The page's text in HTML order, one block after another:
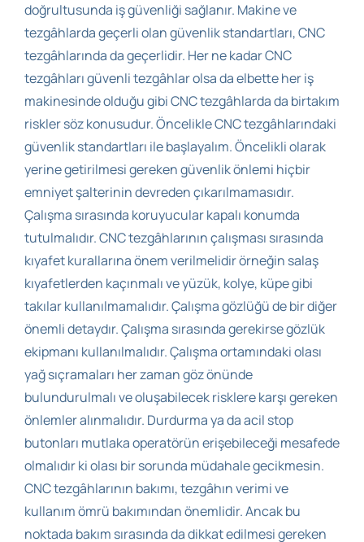
doğrultusunda iş güvenliği sağlanır. Makine ve
tezgâhlarda geçerli olan güvenlik standartları, CNC
tezgâhlarında da geçerlidir. Her ne kadar CNC
tezgâhları güvenli tezgâhlar olsa da elbette her iş
makinesinde olduğu gibi CNC tezgâhlarda da birtakım
riskler söz konusudur. Öncelikle CNC tezgâhlarındaki
güvenlik standartları ile başlayalım. Öncelikli olarak
yerine getirilmesi gereken güvenlik önlemi hiçbir
emniyet şalterinin devreden çıkarılmamasıdır.
Çalışma sırasında koruyucular kapalı konumda
tutulmalıdır. CNC tezgâhlarının çalışması sırasında
kıyafet kurallarına önem verilmelidir örneğin salaş
kıyafetlerden kaçınmalı ve yüzük, kolye, küpe gibi
takılar kullanılmamalıdır. Çalışma gözlüğü de bir diğer
önemli detaydır. Çalışma sırasında gerekirse gözlük
ekipmanı kullanılmalıdır. Çalışma ortamındaki olası
yağ sıçramaları her zaman göz önünde
bulundurulmalı ve oluşabilecek risklere karşı gereken
önlemler alınmalıdır. Durdurma ya da acil stop
butonları mutlaka operatörün erişebileceği mesafede
olmalıdır ki olası bir sorunda müdahale gecikmesin.
CNC tezgâhlarının bakımı, tezgâhın verimi ve
kullanım ömrü bakımından önemlidir. Ancak bu
noktada bakım sırasında da dikkat edilmesi gereken